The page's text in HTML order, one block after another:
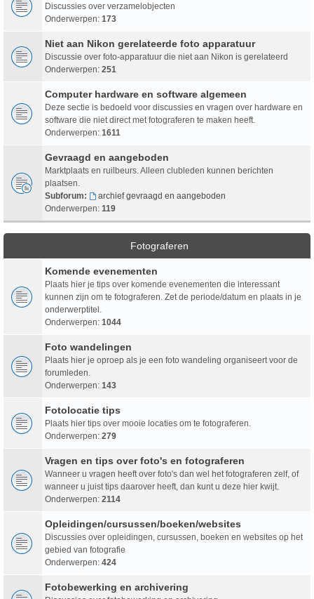
Discussies over verzamelobjecten
Onderwerpen: 173
Niet aan Nikon gerelateerde foto apparatuur
Discussie over foto-apparatuur die niet aan Nikon is gerelateerd
Onderwerpen: 251
Computer hardware en software algemeen
Deze sectie is bedoeld voor discussies en vragen over hardware en
software die niet direct met fotograferen te maken heeft.
Onderwerpen: 1611
Gevraagd en aangeboden
Marktplaats en ruilbeurs. Alleen clubleden kunnen berichten
plaatsen.
Subforum:
archief gevraagd en aangeboden
Onderwerpen: 119
Fotograferen
Komende evenementen
Plaats hier je tips over komende evenementen die interessant
kunnen zijn om te fotograferen. Zet de periode/datum en plaats in je
onderwerptitel.
Onderwerpen: 1044
Foto wandelingen
Plaats hier je oproep als je een foto wandeling organiseert voor de
forumleden.
Onderwerpen: 143
Fotolocatie tips
Plaats hier tips over mooie locaties om te fotograferen.
Onderwerpen: 279
Vragen en tips over foto's en fotograferen
Wanneer u vragen heeft over foto's dan wel het fotograferen zelf, of
wanneer u juist tips daarover heeft, dan kunt u deze hier kwijt.
Onderwerpen: 2114
Opleidingen/cursussen/boeken/websites
Discussies over opleidingen, cursussen, boeken en websites op het
gebied van fotografie
Onderwerpen: 424
Fotobewerking en archivering